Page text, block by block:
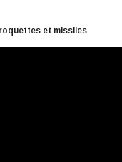
et missiles